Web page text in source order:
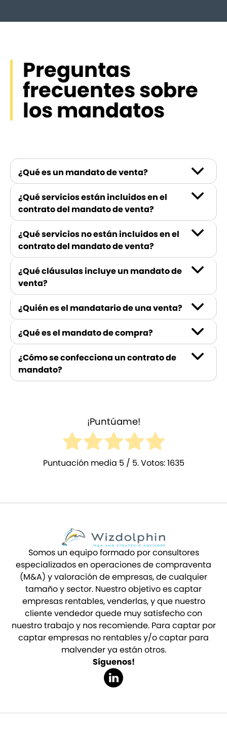
Preguntas
frecuentes sobre
los mandatos
¿Qué es un mandato de venta?
¿Qué servicios están incluidos en el
contrato del mandato de venta?
¿Qué servicios no están incluidos en el
contrato del mandato de venta?
¿Qué cláusulas incluye un mandato de
venta?
¿Quién es el mandatario de una venta?
¿Qué es el mandato de compra?
¿Cómo se confecciona un contrato de
mandato?
¡Puntúame!
Puntuación media 5 / 5. Votos:1635
Somos un equipo formado por consultores
especializados en operaciones de compraventa
(M&A) y valoración de empresas, de cualquier
tamaño y sector. Nuestro objetivo es captar
empresas rentables, venderlas, y que nuestro
cliente vendedor quede muy satisfecho con
nuestro trabajo y nos recomiende. Para captar por
captar empresas no rentables y/o captar para
malvender ya están otros.
Síguenos!